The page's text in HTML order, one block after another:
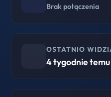
Brak połączenia
OSTATNIO
4 tygodnie temu